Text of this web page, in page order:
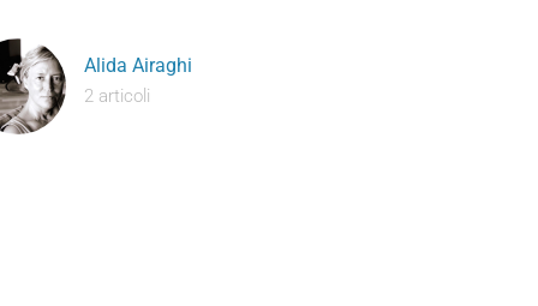
Alida Airaghi
2 articoli